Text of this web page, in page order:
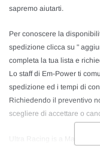
sapremo aiutarti.
Per conoscere la
spedizione clicca su "
completa la tua lista e
Lo staff di Em-Power ti
spedizione ed i tempi di
Richiedendo il preventivo
scegliere di accettare o
Ultra Racing is a